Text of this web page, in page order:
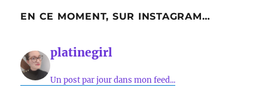
EN CE MOMENT, SUR INSTAGRAM…
platinegirl
Un post par jour dans mon feed...